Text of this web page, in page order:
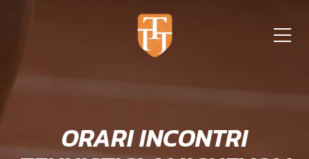
ORARI INCONTRI